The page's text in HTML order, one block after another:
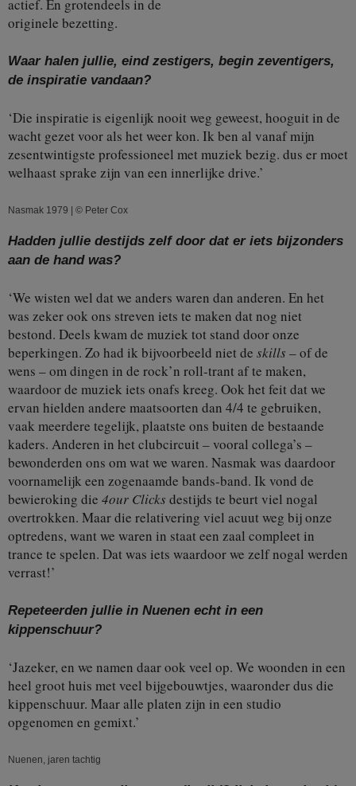
actief. En grotendeels in de
originele bezetting.
Waar halen jullie, eind zestigers, begin zeventigers,
de inspiratie vandaan?
‘Die inspiratie is eigenlijk nooit weg geweest, hooguit in de
wacht gezet voor als het weer kon. Ik ben al vanaf mijn
zesentwintigste professioneel met muziek bezig. dus er moet
welhaast sprake zijn van een innerlijke drive.’
Nasmak 1979 | © Peter Cox
Hadden jullie destijds zelf door dat er iets bijzonders
aan de hand was?
‘We wisten wel dat we anders waren dan anderen. En het
was zeker ook ons streven iets te maken dat nog niet
bestond. Deels kwam de muziek tot stand door onze
beperkingen. Zo had ik bijvoorbeeld niet de skills – of de
wens – om dingen in de rock’n roll-trant af te maken,
waardoor de muziek iets onafs kreeg. Ook het feit dat we
ervan hielden andere maatsoorten dan 4/4 te gebruiken,
vaak meerdere tegelijk, plaatste ons buiten de bestaande
kaders. Anderen in het clubcircuit – vooral collega’s –
bewonderden ons om wat we waren. Nasmak was daardoor
voornamelijk een zogenaamde bands-band. Ik vond de
bewieroking die 4our Clicks destijds te beurt viel nogal
overtrokken. Maar die relativering viel acuut weg bij onze
optredens, want we waren in staat een zaal compleet in
trance te spelen. Dat was iets waardoor we zelf nogal werden
verrast!’
Repeteerden jullie in Nuenen echt in een
kippenschuur?
‘Jazeker, en we namen daar ook veel op. We woonden in een
heel groot huis met veel bijgebouwtjes, waaronder dus die
kippenschuur. Maar alle platen zijn in een studio
opgenomen en gemixt.’
Nuenen, jaren tachtig